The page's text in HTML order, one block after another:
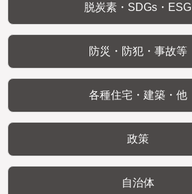
脱炭素・SDGs・ESG
防災・防犯・事故等
各種住宅・建築・他
政策
自治体